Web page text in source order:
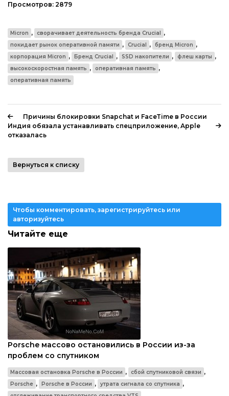
Просмотров: 2879
Micron , сворачивает деятельность бренда Crucial ,
покидает рынок оперативной памяти , Crucial , бренд Micron ,
корпорация Micron , Бренд Crucial , SSD накопители , флеш карты ,
высокоскоростная память , оперативная память ,
оперативная память
Причины блокировки Snapchat и FaceTime в России
Индия обязала устанавливать спецприложение, Apple
отказалась
Вернуться к списку
Чтобы комментировать, зарегистрируйтесь или
авторизуйтесь
Читайте еще
Porsche массово остановились в России из-за
проблем со спутником
Массовая остановка Porsche в России , сбой спутниковой связи ,
Porsche , Porsche в России , утрата сигнала со спутника ,